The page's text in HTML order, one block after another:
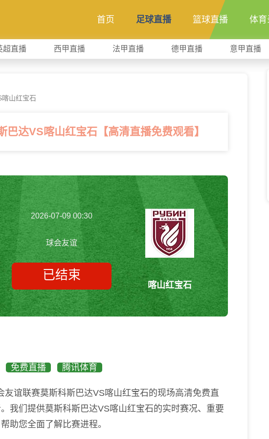
首页 足球直播 篮球直播 体育
超直播 西甲直播 法甲直播 德甲直播 意甲直播
山红宝石
巴达VS喀山红宝石【高清直播免费观看】
2026-07-09 00:30
球会友谊
已结束
喀山红宝石
免费直播 腾讯体育
友谊联赛莫斯科斯巴达VS喀山红宝石的现场高清免费直
我们提供莫斯科斯巴达VS喀山红宝石的实时赛况、重要
助您全面了解比赛进程。